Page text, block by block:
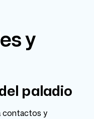
y
paladio
contactos y